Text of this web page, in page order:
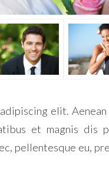
elit.
et magnis dis
pellentesque eu,